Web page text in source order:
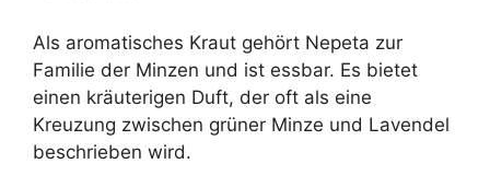
Als aromatisches Kraut gehört Nepeta zur
Familie der Minzen und ist essbar. Es bietet
einen kräuterigen Duft, der oft als eine
Kreuzung zwischen grüner Minze und Lavendel
beschrieben wird.